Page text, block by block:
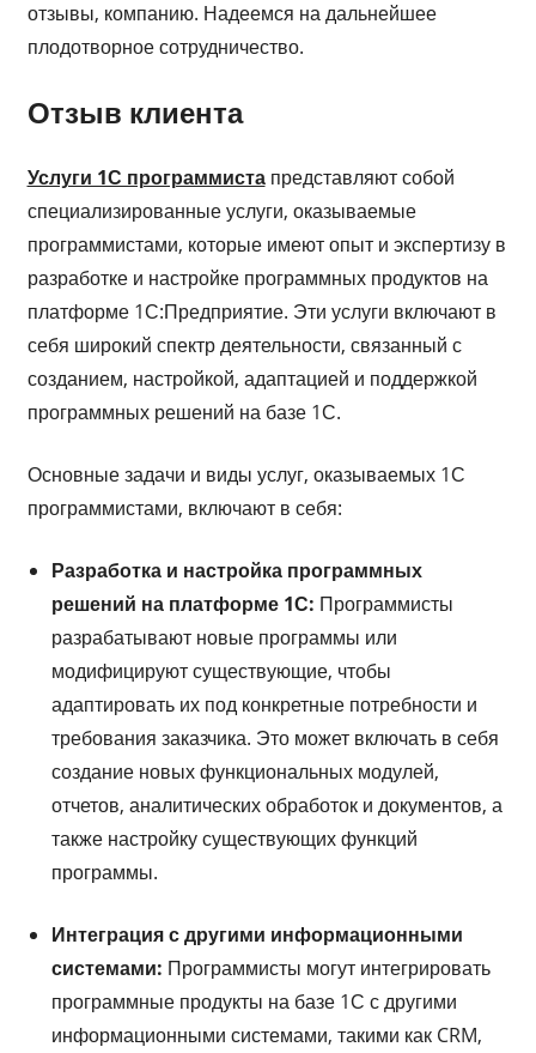
отзывы, компанию. Надеемся на дальнейшее
плодотворное сотрудничество.
Отзыв клиента
Услуги 1С программистапредставляют собой
специализированные услуги, оказываемые
программистами, которые имеют опыт и экспертизу в
разработке и настройке программных продуктов на
платформе 1С:Предприятие. Эти услуги включают в
себя широкий спектр деятельности, связанный с
созданием, настройкой, адаптацией и поддержкой
программных решений на базе 1С.
Основные задачи и виды услуг, оказываемых 1С
программистами, включают в себя:
Разработка и настройка программных
решений на платформе 1С: Программисты
разрабатывают новые программы или
модифицируют существующие, чтобы
адаптировать их под конкретные потребности и
требования заказчика. Это может включать в себя
создание новых функциональных модулей,
отчетов, аналитических обработок и документов, а
также настройку существующих функций
программы.
Интеграция с другими информационными
системами: Программисты могут интегрировать
программные продукты на базе 1С с другими
информационными системами, такими как CRM,